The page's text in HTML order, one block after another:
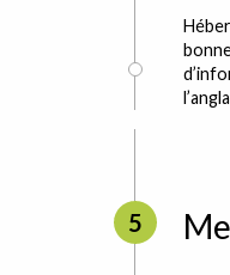
5